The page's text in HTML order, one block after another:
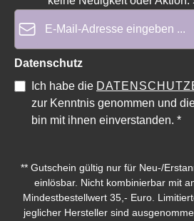
Durchschnittliche Bewertung von 0 von
Datenschutz
Ich habe die
zur Kenntnis genommen und
bin mit ihnen einverstanden. *
** Gutschein gültig nur für Neu-/
einlösbar. Nicht kombinierbar mit
Mindestbestellwert 35,- Euro.
jeglicher Hersteller sind